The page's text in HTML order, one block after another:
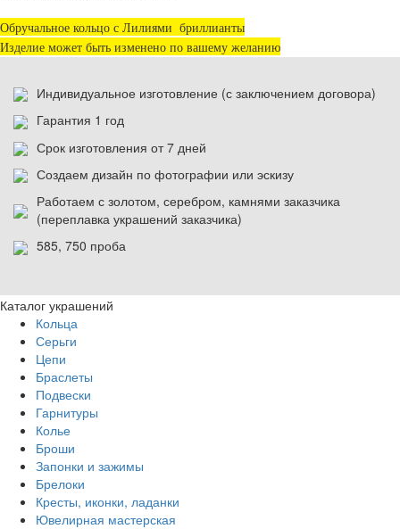
Обручальное кольцо с Лилиями бриллианты
Изделие может быть изменено по вашему желанию
Индивидуальное изготовление (с заключением договора)
Гарантия 1 год
Срок изготовления от 7 дней
Создаем дизайн по фотографии или эскизу
Работаем с золотом, серебром, камнями заказчика
(переплавка украшений заказчика)
585, 750 проба
Каталог украшений
Кольца
Серьги
Цепи
Браслеты
Подвески
Гарнитуры
Колье
Броши
Запонки и зажимы
Брелоки
Кресты, иконки, ладанки
Ювелирная мастерская